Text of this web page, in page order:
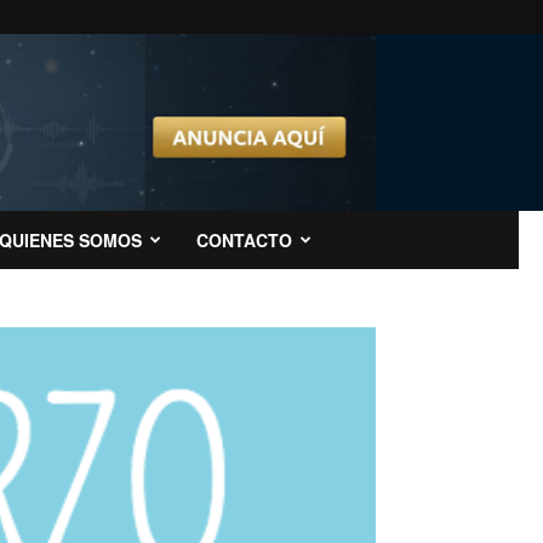
QUIENES SOMOS CONTACTO